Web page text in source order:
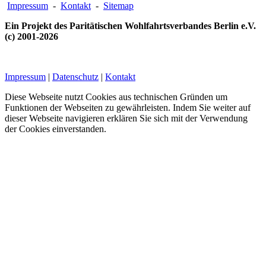
Impressum - Kontakt - Sitemap
Ein Projekt des Paritätischen Wohlfahrtsverbandes Berlin e.V.
(c) 2001-2026
Impressum | Datenschutz | Kontakt
Diese Webseite nutzt Cookies aus technischen Gründen um
Funktionen der Webseiten zu gewährleisten. Indem Sie weiter auf
dieser Webseite navigieren erklären Sie sich mit der Verwendung
der Cookies einverstanden.